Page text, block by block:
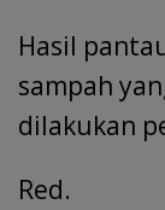
Hasil
sampah
dilakukan
Red.